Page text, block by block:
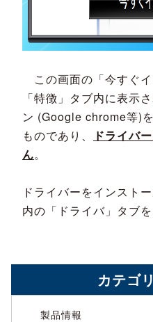
この画面の「今すぐイ
「特徴」タブ内に表示
ン (Google chrome等)
ものであり、
ドライバ
ん。
ドライバーをインスト
内の「ドライバ」タブ
カテゴ
製品情報